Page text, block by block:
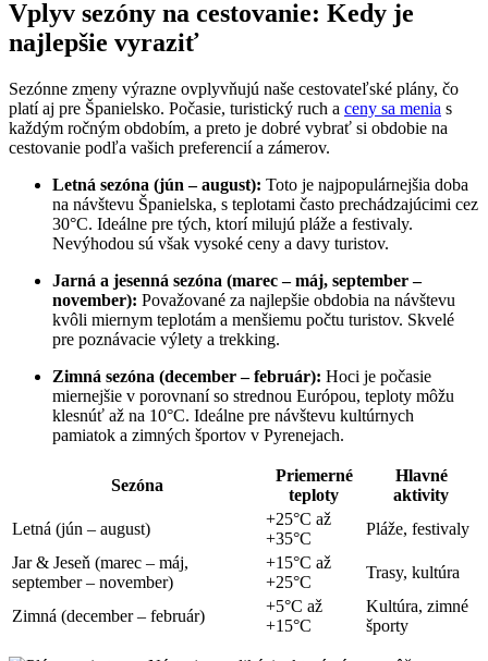
Vplyv sezóny na cestovanie: Kedy je
najlepšie vyraziť
Sezónne zmeny výrazne ovplyvňujú naše cestovateľské plány, čo
platí aj pre Španielsko. Počasie, turistický ruch a ceny sa menia s
každým ročným obdobím, a preto je dobré vybrať si obdobie na
cestovanie podľa vašich preferencií a zámerov.
Letná sezóna (jún – august): Toto je najpopulárnejšia doba
na návštevu Španielska, s teplotami často prechádzajúcimi cez
30°C. Ideálne pre tých, ktorí milujú pláže a festivaly.
Nevýhodou sú však vysoké ceny a davy turistov.
Jarná a jesenná sezóna (marec – máj, september –
november): Považované za najlepšie obdobia na návštevu
kvôli miernym teplotám a menšiemu počtu turistov. Skvelé
pre poznávacie výlety a trekking.
Zimná sezóna (december – február): Hoci je počasie
miernejšie v porovnaní so strednou Európou, teploty môžu
klesnúť až na 10°C. Ideálne pre návštevu kultúrnych
pamiatok a zimných športov v Pyrenejach.
Sezóna
Priemerné
teploty
Hlavné
aktivity
Letná (jún – august)
+25°C až
+35°C
Pláže, festivaly
Jar & Jeseň (marec – máj,
september – november)
+15°C až
+25°C
Trasy, kultúra
Zimná (december – február)
+5°C až
+15°C
Kultúra, zimné
športy